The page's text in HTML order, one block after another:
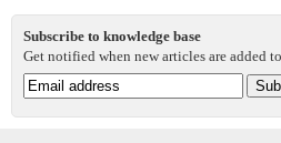
Subscribe to knowledge base
Get notified when new articles are added